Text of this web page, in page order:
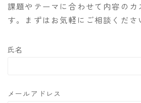
課題やテーマに合わせて内容のカ
す。まずはお気軽にご相談くださ
氏名
メールアドレス